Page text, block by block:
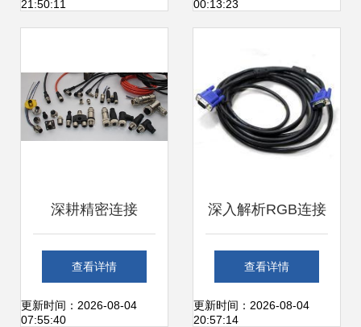
21:50:11
00:13:23
深耕精密连接
M8、M12、M16与
M23连接器应用全
查看详情
更新时间：2026-08-04
07:55:40
深入解析RGB连接
线 批发选购指南与
厂家直供优势
查看详情
更新时间：2026-08-04
20:57:14